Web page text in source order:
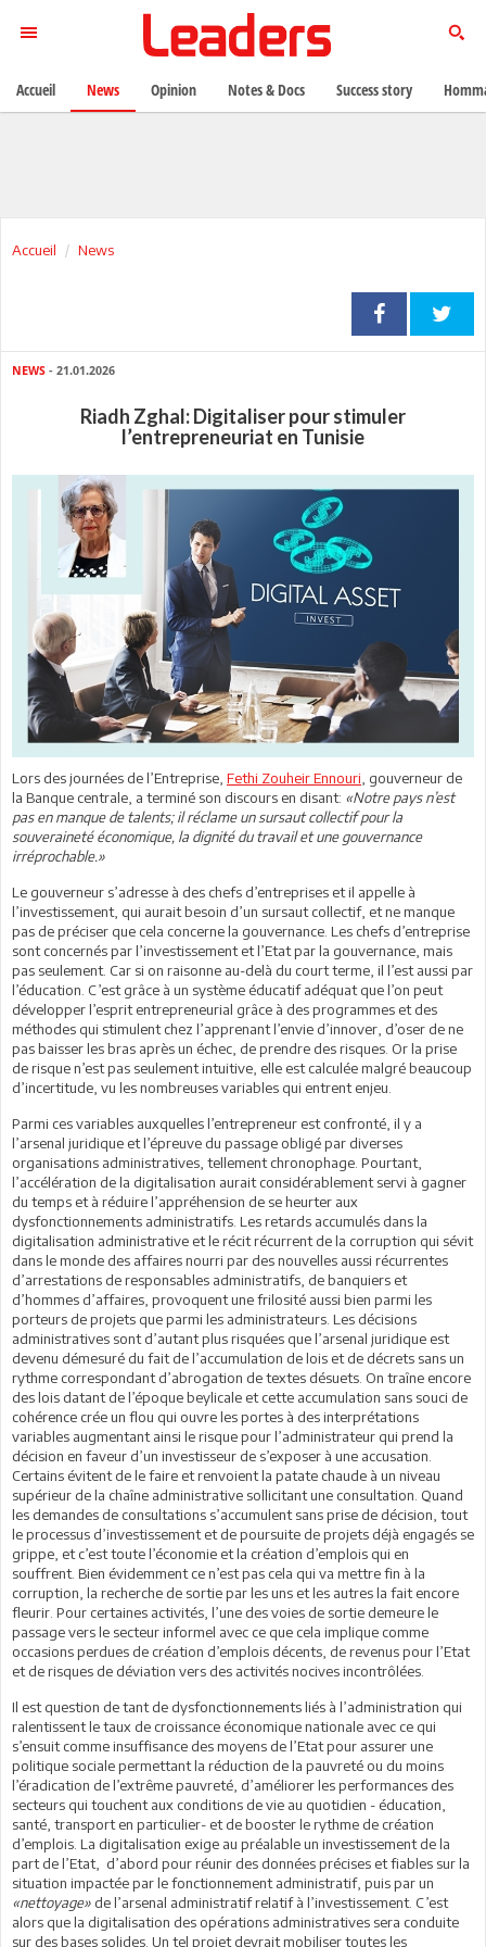
Accueil News
NEWS - 21.01.2026
Riadh Zghal: Digitaliser pour stimuler
l’entrepreneuriat en Tunisie
Lors des journées de l’Entreprise, Fethi Zouheir Ennouri , gouverneur de
la Banque centrale, a terminé son discours en disant: «Notre pays n’est
pas en manque de talents; il réclame un sursaut collectif pour la
souveraineté économique, la dignité du travail et une gouvernance
irréprochable.»
Le gouverneur s’adresse à des chefs d’entreprises et il appelle à
l’investissement, qui aurait besoin d’un sursaut collectif, et ne manque
pas de préciser que cela concerne la gouvernance. Les chefs d’entreprise
sont concernés par l’investissement et l’Etat par la gouvernance, mais
pas seulement. Car si on raisonne au-delà du court terme, il l’est aussi par
l’éducation. C’est grâce à un système éducatif adéquat que l’on peut
développer l’esprit entrepreneurial grâce à des programmes et des
méthodes qui stimulent chez l’apprenant l’envie d’innover, d’oser de ne
pas baisser les bras après un échec, de prendre des risques. Or la prise
de risque n’est pas seulement intuitive, elle est calculée malgré beaucoup
d’incertitude, vu les nombreuses variables qui entrent enjeu.
Parmi ces variables auxquelles l’entrepreneur est confronté, il y a
l’arsenal juridique et l’épreuve du passage obligé par diverses
organisations administratives, tellement chronophage. Pourtant,
l’accélération de la digitalisation aurait considérablement servi à gagner
du temps et à réduire l’appréhension de se heurter aux
dysfonctionnements administratifs. Les retards accumulés dans la
digitalisation administrative et le récit récurrent de la corruption qui sévit
dans le monde des affaires nourri par des nouvelles aussi récurrentes
d’arrestations de responsables administratifs, de banquiers et
d’hommes d’affaires, provoquent une frilosité aussi bien parmi les
porteurs de projets que parmi les administrateurs. Les décisions
administratives sont d’autant plus risquées que l’arsenal juridique est
devenu démesuré du fait de l’accumulation de lois et de décrets sans un
rythme correspondant d’abrogation de textes désuets. On traîne encore
des lois datant de l’époque beylicale et cette accumulation sans souci de
cohérence crée un flou qui ouvre les portes à des interprétations
variables augmentant ainsi le risque pour l’administrateur qui prend la
décision en faveur d’un investisseur de s’exposer à une accusation.
Certains évitent de le faire et renvoient la patate chaude à un niveau
supérieur de la chaîne administrative sollicitant une consultation. Quand
les demandes de consultations s’accumulent sans prise de décision, tout
le processus d’investissement et de poursuite de projets déjà engagés se
grippe, et c’est toute l’économie et la création d’emplois qui en
souffrent. Bien évidemment ce n’est pas cela qui va mettre fin à la
corruption, la recherche de sortie par les uns et les autres la fait encore
fleurir. Pour certaines activités, l’une des voies de sortie demeure le
passage vers le secteur informel avec ce que cela implique comme
occasions perdues de création d’emplois décents, de revenus pour l’Etat
et de risques de déviation vers des activités nocives incontrôlées.
Il est question de tant de dysfonctionnements liés à l’administration qui
ralentissent le taux de croissance économique nationale avec ce qui
s’ensuit comme insuffisance des moyens de l’Etat pour assurer une
politique sociale permettant la réduction de la pauvreté ou du moins
l’éradication de l’extrême pauvreté, d’améliorer les performances des
secteurs qui touchent aux conditions de vie au quotidien - éducation,
santé, transport en particulier- et de booster le rythme de création
d’emplois. La digitalisation exige au préalable un investissement de la
part de l’Etat, d’abord pour réunir des données précises et fiables sur la
situation impactée par le fonctionnement administratif, puis par un
«nettoyage» de l’arsenal administratif relatif à l’investissement. C’est
alors que la digitalisation des opérations administratives sera conduite
sur des bases solides. Un tel projet devrait mobiliser toutes les
Accueil News Opinion Notes & Docs Success story